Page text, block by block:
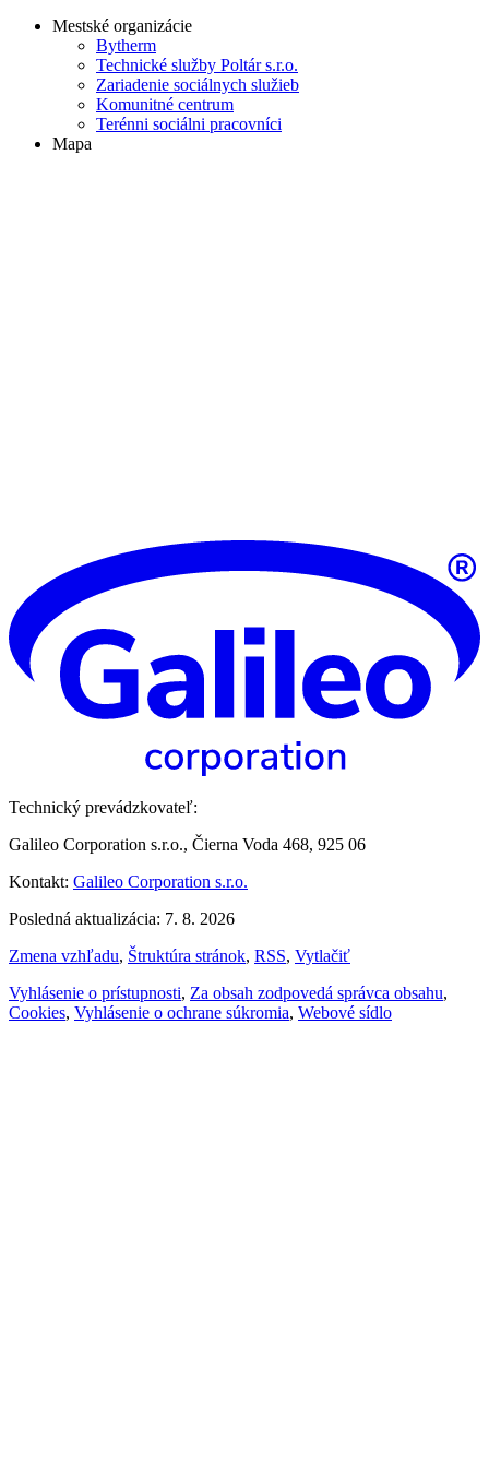
Mestské organizácie
Bytherm
Technické služby Poltár s.r.o.
Zariadenie sociálnych služieb
Komunitné centrum
Terénni sociálni pracovníci
Mapa
Technický prevádzkovateľ:
Galileo Corporation s.r.o., Čierna Voda 468, 925 06
Kontakt: Galileo Corporation s.r.o.
Posledná aktualizácia: 7. 8. 2026
Zmena vzhľadu, Štruktúra stránok, RSS, Vytlačiť
Vyhlásenie o prístupnosti, Za obsah zodpovedá správca obsahu,
Cookies, Vyhlásenie o ochrane súkromia, Webové sídlo